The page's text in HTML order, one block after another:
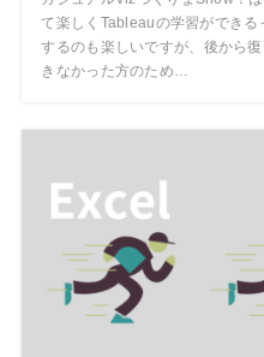
て楽しくTableauの学習ができ
するのも楽しいですが、後から
きなかった方のため…